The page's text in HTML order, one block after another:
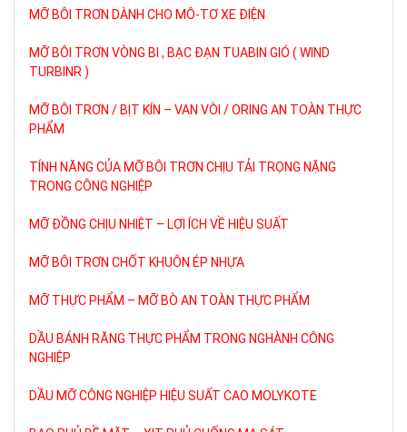
MỠ BÔI TRƠN DÀNH CHO MÔ-TƠ XE ĐIỆN
MỠ BÔI TRƠN VÒNG BI , BẠC ĐẠN TUABIN GIÓ ( WIND
TURBINR )
MỠ BÔI TRƠN / BỊT KÍN – VAN VÒI / ORING AN TOÀN THỰC
PHẨM
TÍNH NĂNG CỦA MỠ BÔI TRƠN CHỊU TẢI TRỌNG NẶNG
TRONG CÔNG NGHIỆP
MỠ ĐỒNG CHỊU NHIỆT – LỢI ÍCH VỀ HIỆU SUẤT
MỠ BÔI TRƠN CHỐT KHUÔN ÉP NHỰA
MỠ THỰC PHẨM – MỠ BÒ AN TOÀN THỰC PHẨM
DẦU BÁNH RĂNG THỰC PHẨM TRONG NGHÀNH CÔNG
NGHIỆP
DẦU MỠ CÔNG NGHIỆP HIỆU SUẤT CAO MOLYKOTE